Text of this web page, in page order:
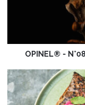
N
8
C
h
OPINEL® -
T
r
a